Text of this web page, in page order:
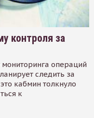
контроля за
мониторинга операций
следить за
кабмин толкнуло
к